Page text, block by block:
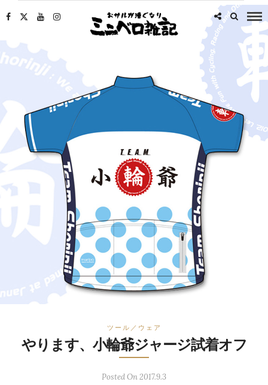
ツール／ウェア
やります、小輪爺ジャージ試着オフ
Posted On 2017.9.3